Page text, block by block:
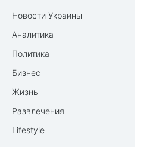
Новости Украины
Аналитика
Политика
Бизнес
Жизнь
Развлечения
Lifestyle